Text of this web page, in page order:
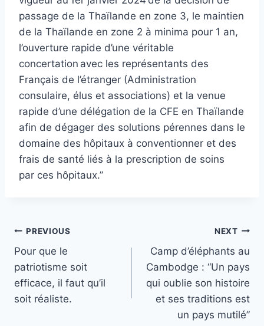
passage de la Thaïlande en zone 3, le maintien
de la Thaïlande en zone 2 à minima pour 1 an,
l’ouverture rapide d’une véritable
concertation avec les représentants des
Français de l’étranger (Administration
consulaire, élus et associations) et la venue
rapide d’une délégation de la CFE en Thaïlande
afin de dégager des solutions pérennes dans le
domaine des hôpitaux à conventionner et des
frais de santé liés à la prescription de soins
par ces hôpitaux.”
Post
navigation
PREVIOUS
Pour que le
patriotisme soit
efficace, il faut qu’il
soit réaliste.
NEXT
Camp d’éléphants au
Cambodge : “Un pays
qui oublie son histoire
et ses traditions est
un pays mutilé”